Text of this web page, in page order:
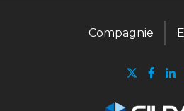
Compagnie